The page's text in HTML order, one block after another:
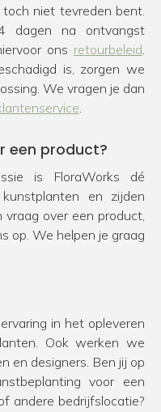
niet tevreden bent.
dagen na ontvangst
ons retourbeleid.
is, zorgen we
We vragen je dan
.
een product?
is FloraWorks dé
en zijden
vraag over een product,
op. We helpen je graag
in het opleveren
Ook werken we
en designers. Ben jij op
voor een
andere bedrijfslocatie?